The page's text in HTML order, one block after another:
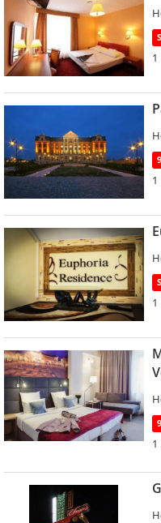
1
1
1
1